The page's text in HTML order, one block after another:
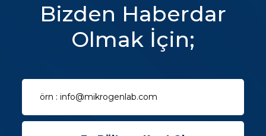
Bizden Haberdar
Olmak İçin;